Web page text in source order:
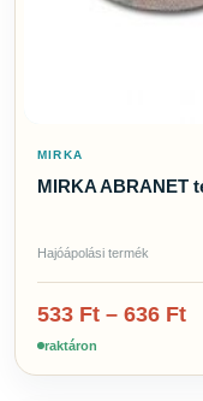
MIRKA
MIRKA ABRANET
Hajóápolási termék
533 Ft – 636 Ft
raktáron